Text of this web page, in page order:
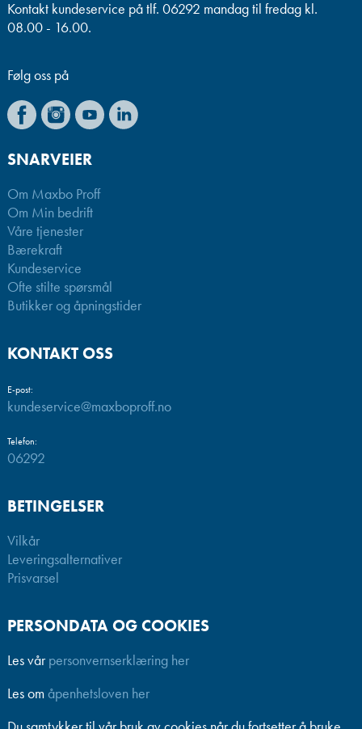
Kontakt kundeservice på tlf. 06292 mandag til fredag kl.
08.00 - 16.00.
Følg oss på
SNARVEIER
Om Maxbo Proff
Om Min bedrift
Våre tjenester
Bærekraft
Kundeservice
Ofte stilte spørsmål
Butikker og åpningstider
KONTAKT OSS
E-post:
kundeservice@maxboproff.no
Telefon:
06292
BETINGELSER
Vilkår
Leveringsalternativer
Prisvarsel
PERSONDATA OG COOKIES
Les vår personvernserklæring her
Les om åpenhetsloven her